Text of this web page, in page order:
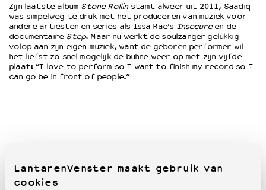
LantarenVenster maakt gebruik van
cookies
Zijn laatste album Stone Rollinstamt alweer uit 2011, Saadiq
was simpelweg te druk met het produceren van muziek voor
andere artiesten en series als Issa Rae’s Insecureen de
documentaire Step. Maar nu werkt de soulzanger gelukkig
volop aan zijn eigen muziek, want de geboren performer wil
het liefst zo snel mogelijk de bühne weer op met zijn vijfde
plaat: “I love to perform so I want to finish my record so I
can go be in front of people.”